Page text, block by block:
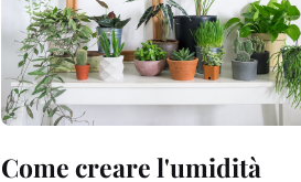
Come creare l'umidità